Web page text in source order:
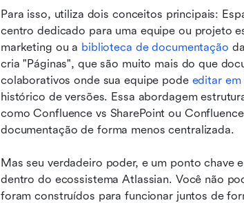
Para isso, utiliza dois conceitos principais:
centro dedicado para uma equipe ou projeto
marketing ou a biblioteca de documentação
cria "Páginas", que são muito mais do que
colaborativos onde sua equipe pode editar
histórico de versões. Essa abordagem
como Confluence vs SharePoint ou
documentação de forma menos centralizada.
Mas seu verdadeiro poder, e um ponto chave
dentro do ecossistema Atlassian. Você não
foram construídos para funcionar juntos de